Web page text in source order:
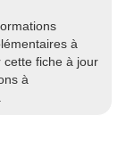
à
cette fiche à jour
à